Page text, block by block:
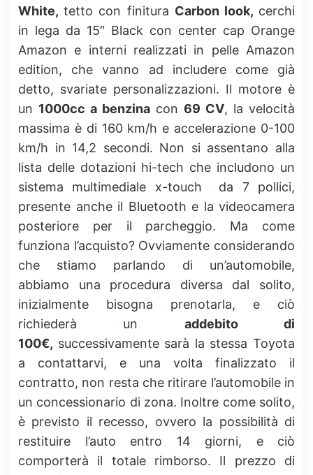
White,tetto con finitura Carbon look, cerchi
in lega da 15″ Black con center cap Orange
Amazon e interni realizzati in pelle Amazon
edition, che vanno ad includere come già
detto, svariate personalizzazioni. Il motore è
un 1000cc a benzina con 69 CV, la velocità
massima è di 160 km/h e accelerazione 0-100
km/h in 14,2 secondi. Non si assentano alla
lista delle dotazioni hi-tech che includono un
sistema multimediale x-touch da 7 pollici,
presente anche il Bluetooth e la videocamera
posteriore per il parcheggio. Ma come
funziona l’acquisto? Ovviamente considerando
che stiamo parlando di un’automobile,
abbiamo una procedura diversa dal solito,
inizialmente bisogna prenotarla, e ciò
richiederà un addebito di
100€, successivamente sarà la stessa Toyota
a contattarvi, e una volta finalizzato il
contratto, non resta che ritirare l’automobile in
un concessionario di zona. Inoltre come solito,
è previsto il recesso, ovvero la possibilità di
restituire l’auto entro 14 giorni, e ciò
comporterà il totale rimborso. Il prezzo di